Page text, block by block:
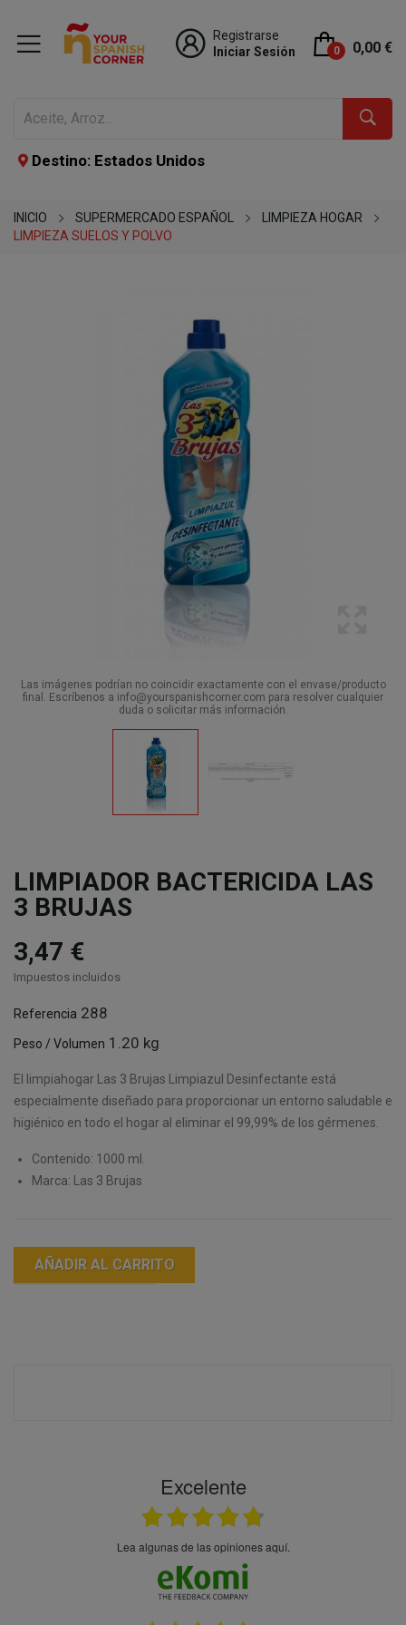
Registrarse
Iniciar Sesión
0 0,00 €
Destino: Estados Unidos
INICIO SUPERMERCADO ESPAÑOL
LIMPIEZA HOGAR
LIMPIEZA SUELOS Y POLVO
Las imágenes podrían no coincidir exactamente con el envase/producto
final. Escríbenos a info@yourspanishcorner.com para resolver cualquier
duda o solicitar más información.
LIMPIADOR BACTERICIDA LAS
3 BRUJAS
3,47 €
Impuestos incluidos
Referencia 288
Peso / Volumen 1.20 kg
El limpiahogar Las 3 Brujas Limpiazul Desinfectante está
especialmente diseñado para proporcionar un entorno saludable e
higiénico en todo el hogar al eliminar el 99,99% de los gérmenes.
Contenido: 1000 ml.
Marca: Las 3 Brujas
AÑADIR AL CARRITO
Excelente
Lea algunas de las opiniones aquí.